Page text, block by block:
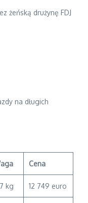
żeńską drużynę FDJ
na długich
Cena
kg 12 749 euro